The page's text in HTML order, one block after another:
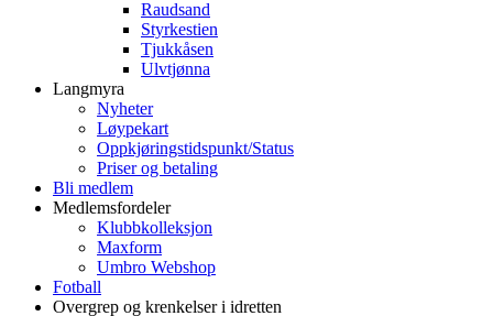
Raudsand
Styrkestien
Tjukkåsen
Ulvtjønna
Langmyra
Nyheter
Løypekart
Oppkjøringstidspunkt/Status
Priser og betaling
Bli medlem
Medlemsfordeler
Klubbkolleksjon
Maxform
Umbro Webshop
Fotball
Overgrep og krenkelser i idretten